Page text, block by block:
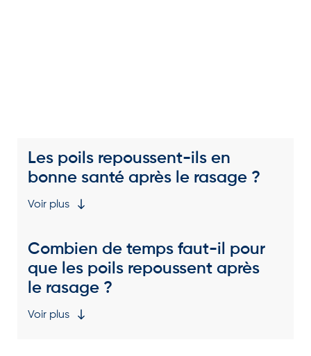
Les poils repoussent-ils en
bonne santé après le rasage ?
Voir plus
Combien de temps faut-il pour
que les poils repoussent après
le rasage ?
Voir plus